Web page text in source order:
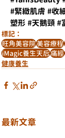
#緊緻肌膚 #收
塑形 #天鵝頸#
標記：
旺角美容院美容療程
iMagic養生天后痛經
健康養生
最新文章